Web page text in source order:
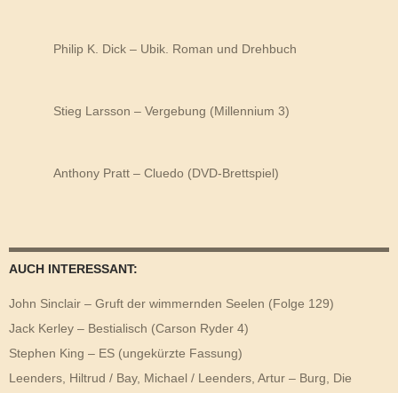
Philip K. Dick – Ubik. Roman und Drehbuch
Stieg Larsson – Vergebung (Millennium 3)
Anthony Pratt – Cluedo (DVD-Brettspiel)
AUCH INTERESSANT:
John Sinclair – Gruft der wimmernden Seelen (Folge 129)
Jack Kerley – Bestialisch (Carson Ryder 4)
Stephen King – ES (ungekürzte Fassung)
Leenders, Hiltrud / Bay, Michael / Leenders, Artur – Burg, Die